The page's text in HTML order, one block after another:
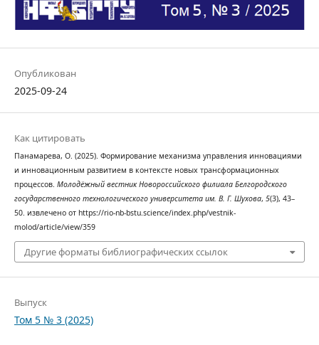
Опубликован
2025-09-24
Как цитировать
Панамарева, О. (2025). Формирование механизма управления инновациями
и инновационным развитием в контексте новых трансформационных
процессов. Молодёжный вестник Новороссийского филиала Белгородского
государственного технологического университета им. В. Г. Шухова, 5(3), 43–
50. извлечено от https://rio-nb-bstu.science/index.php/vestnik-
molod/article/view/359
Другие форматы библиографических ссылок
Выпуск
Том 5 № 3 (2025)